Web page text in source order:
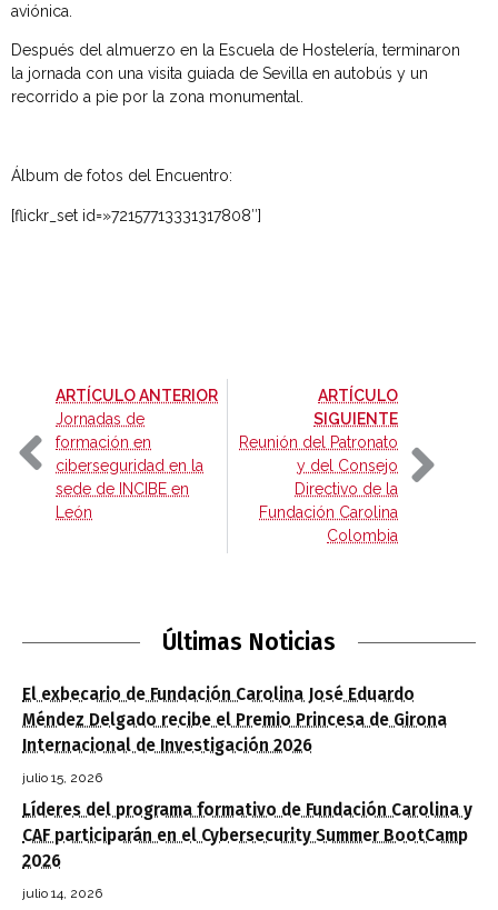
aviónica.
Después del almuerzo en la Escuela de Hostelería, terminaron
la jornada con una visita guiada de Sevilla en autobús y un
recorrido a pie por la zona monumental.
Álbum de fotos del Encuentro:
[flickr_set id=»72157713331317808″]
ARTÍCULO ANTERIOR-
Jornadas de
formación en
ciberseguridad en la
sede de INCIBE en
León
ARTÍCULO
SIGUIENTE-
Reunión del Patronato
y del Consejo
Directivo de la
Fundación Carolina
Colombia
Últimas Noticias
El exbecario de Fundación Carolina José Eduardo
Méndez Delgado recibe el Premio Princesa de Girona
Internacional de Investigación 2026
julio 15, 2026
Líderes del programa formativo de Fundación Carolina y
CAF participarán en el Cybersecurity Summer BootCamp
2026
julio 14, 2026